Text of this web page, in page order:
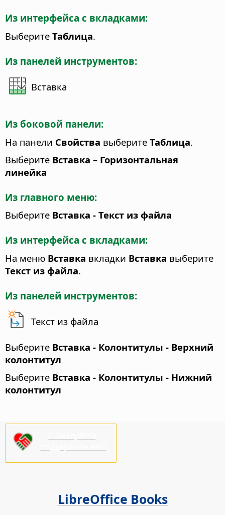
Из интерфейса с вкладками:
Выберите Таблица.
Из панелей инструментов:
Вставка
Из боковой панели:
На панели Свойства выберите Таблица.
Выберите Вставка – Горизонтальная
линейка
Из главного меню:
Выберите Вставка - Текст из файла
Из интерфейса с вкладками:
На меню Вставка вкладки Вставка выберите
Текст из файла.
Из панелей инструментов:
Текст из файла
Выберите Вставка - Колонтитулы - Верхний
колонтитул
Выберите Вставка - Колонтитулы - Нижний
колонтитул
LibreOffice Books